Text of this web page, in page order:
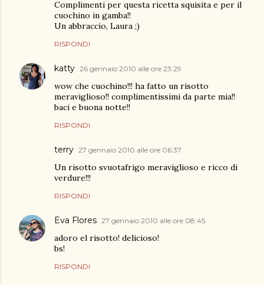
Complimenti per questa ricetta squisita e per il
cuochino in gamba!!
Un abbraccio, Laura ;)
RISPONDI
katty 26 gennaio 2010 alle ore 23:29
wow che cuochino!!! ha fatto un risotto
meraviglioso!! complimentissimi da parte mia!!
baci e buona notte!!
RISPONDI
terry 27 gennaio 2010 alle ore 06:37
Un risotto svuotafrigo meraviglioso e ricco di
verdure!!!
RISPONDI
Eva Flores 27 gennaio 2010 alle ore 08:45
adoro el risotto! delicioso!
bs!
RISPONDI